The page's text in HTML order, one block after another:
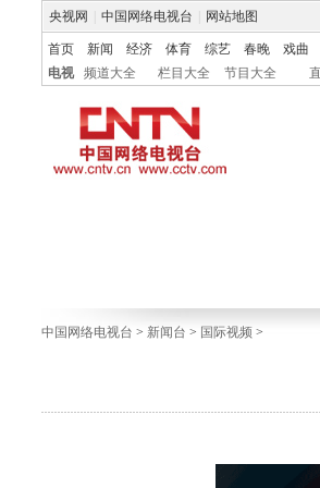
央视网 中国网络电视台 网站地图
首页 新闻 经济 体育 综艺 春晚
戏曲
电视
频道大全 栏目大全 节目大全
中国网络电视台 > 新闻台 > 国际视频 >